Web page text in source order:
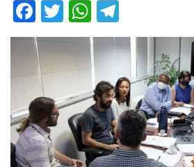
Facebook
TwitterWhatsApp